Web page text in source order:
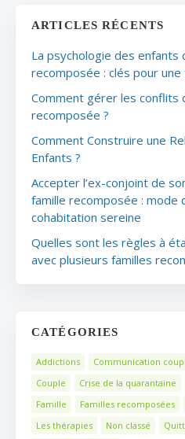
ARTICLES RÉCENTS
La psychologie des enfants
recomposée : clés pour
Comment gérer les conflits
recomposée ?
Comment Construire une
Enfants ?
Accepter l’ex-conjoint de
famille recomposée : mode
cohabitation sereine
Quelles sont les règles à
avec plusieurs familles
CATÉGORIES
Addictions Communication
Couple
Crise de la quarantaine
Famille
Familles recomposées
Les thérapies
Non classé